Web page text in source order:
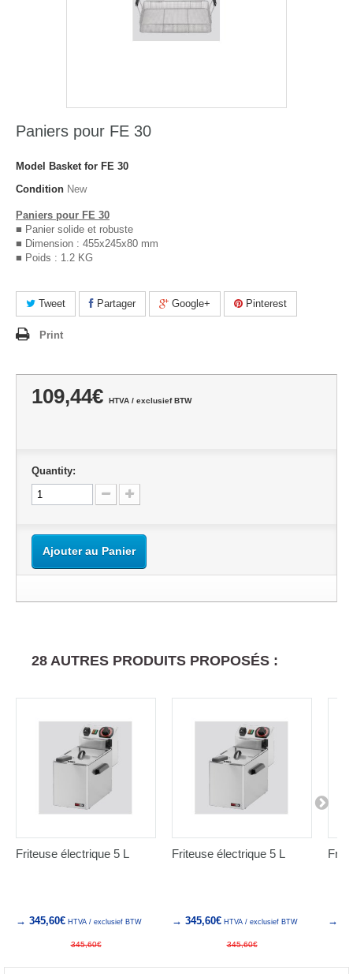
Paniers pour FE 30
Model
Basket for FE 30
Condition New
Paniers pour FE 30
■ Panier solide et robuste
■ Dimension : 455x245x80 mm
■ Poids : 1.2 KG
Tweet Partager Google+ Pinterest
Print
109,44€ HTVA / exclusief BTW
Quantity:
Ajouter au Panier
28 AUTRES PRODUITS PROPOSÉS :
Friteuse électrique 5 L
→ 345,60€ HTVA / exclusief BTW
345,60€
Friteuse électrique 5 L
→ 345,60€ HTVA / exclusief BTW
345,60€
→